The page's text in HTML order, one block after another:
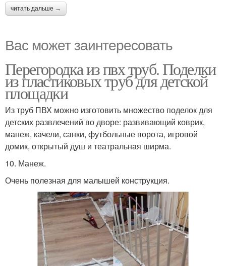
читать дальше →
Вас может заинтересовать
Перегородка из пвх труб. Поделки
из пластиковых труб для детской
площадки
Из труб ПВХ можно изготовить множество поделок для
детских развлечений во дворе: развивающий коврик,
манеж, качели, санки, футбольные ворота, игровой
домик, открытый душ и театральная ширма.
10. Манеж.
Очень полезная для малышей конструкция.